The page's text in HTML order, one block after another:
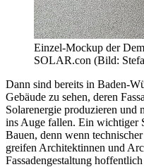
Einzel-Mockup der
SOLAR.con (Bild:
Dann sind bereits in Baden-
Gebäude zu sehen, deren
Solarenergie produzieren und
ins Auge fallen. Ein wichtiger
Bauen, denn wenn
greifen Architektinnen und
Fassadengestaltung